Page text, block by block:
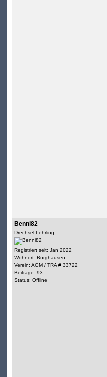
Benni82
Drechsel-Lehrling
Registriert seit: Jan 2022
Wohnort: Burghausen
Verein: AGM / TRA # 33722
Beiträge: 93
Status: Offline